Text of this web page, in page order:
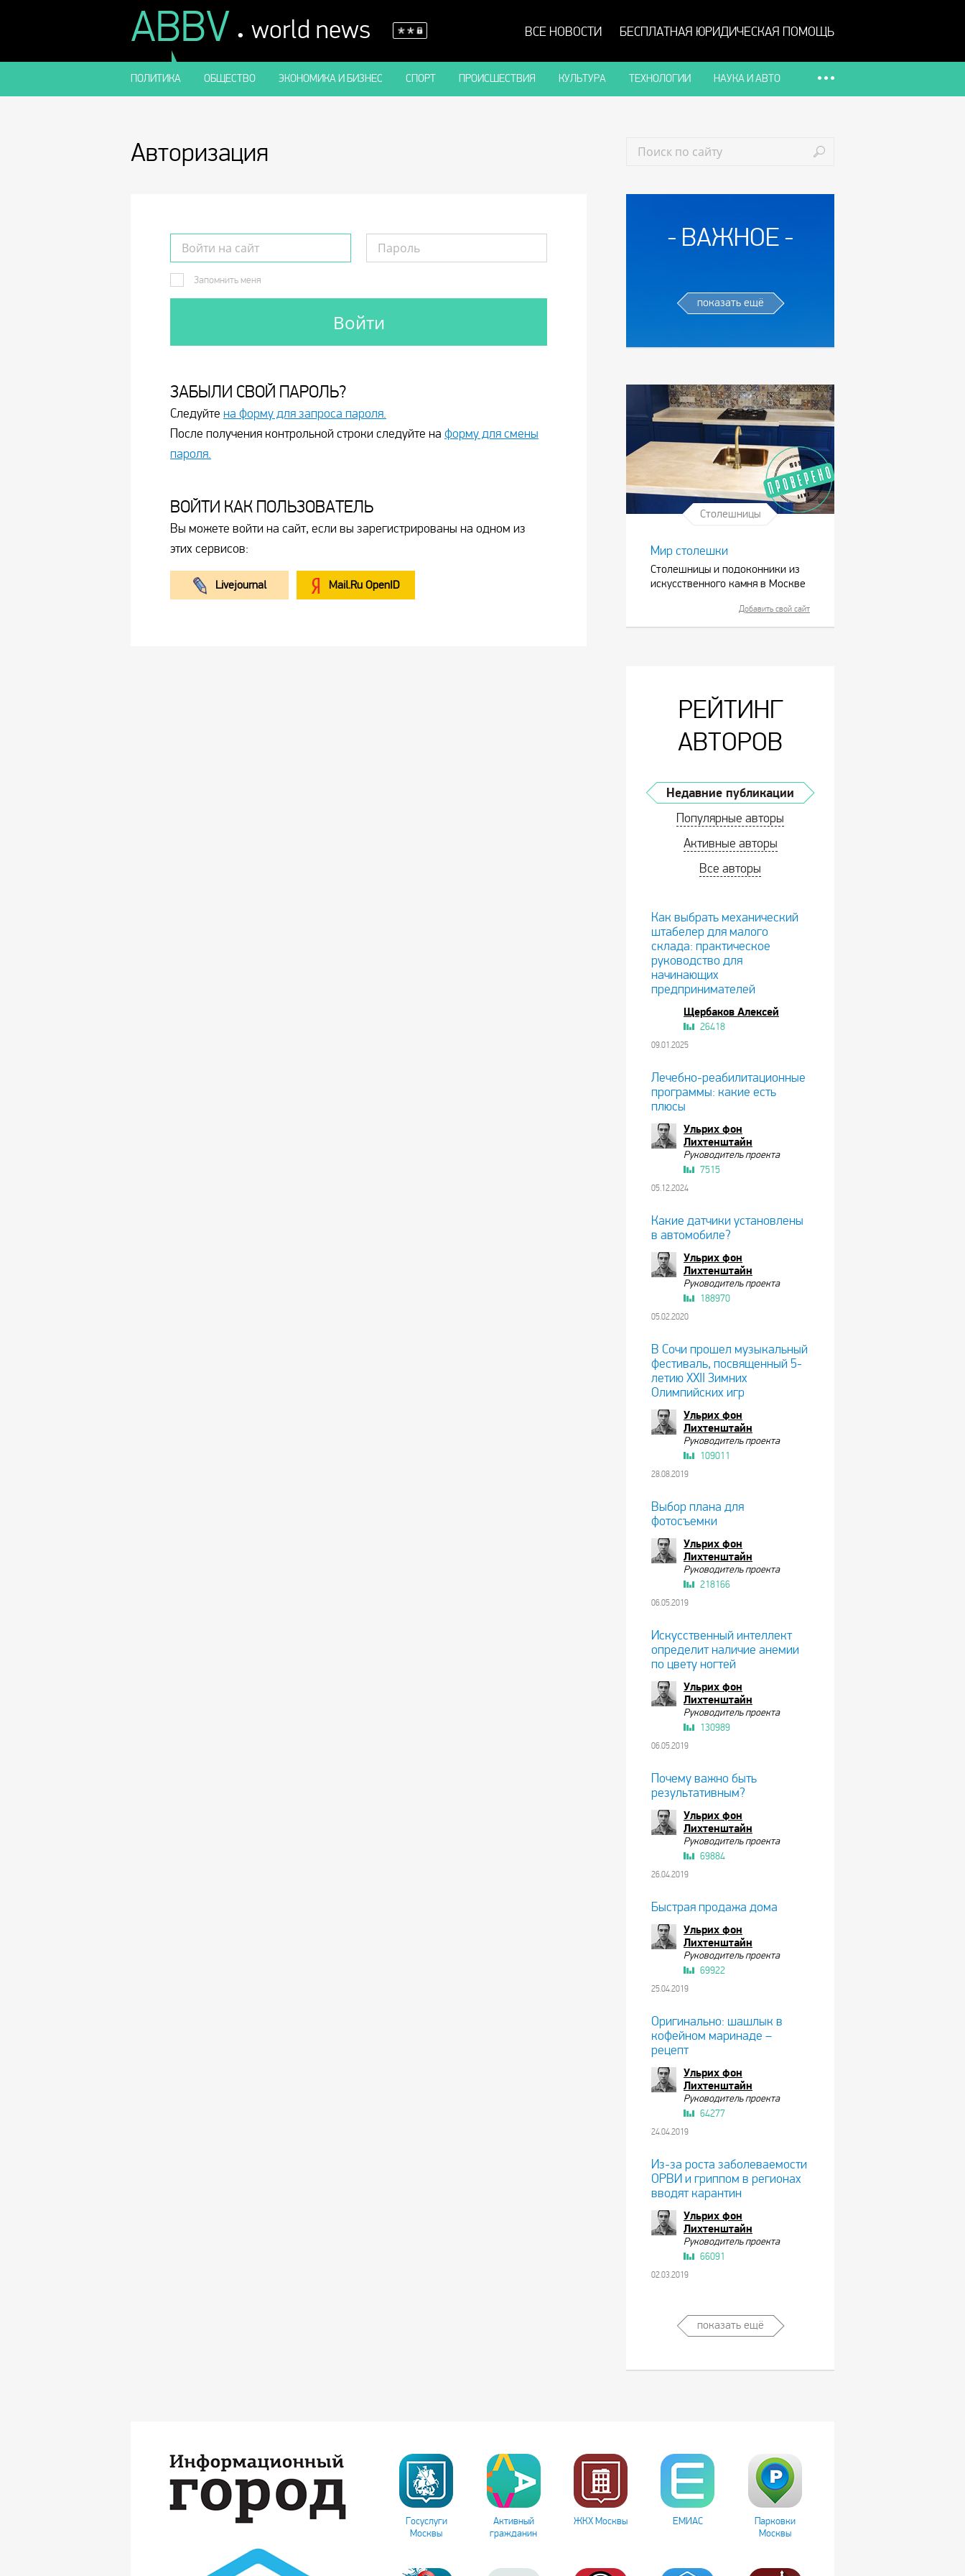
ABBV . world news ВСЕ НОВОСТИ БЕСПЛАТНАЯ ЮРИДИЧЕСКАЯ ПОМОЩЬ
ПОЛИТИКА ОБЩЕСТВО ЭКОНОМИКА И БИЗНЕС СПОРТ ПРОИСШЕСТВИЯ КУЛЬТУРА ТЕХНОЛОГИИ НАУКА И АВТО
ВАЖНОЕ
показать ещё
Столешницы
Мир столешки
Столешницы и подоконники из
искусственного камня в Москве
Добавить свой сайт
РЕЙТИНГ
АВТОРОВ
Недавние публикации
Популярные авторы
Активные авторы
Все авторы
Как выбрать механический
штабелер для малого
склада: практическое
руководство для
начинающих
предпринимателей
Щербаков Алексей
26418
09.01.2025
Лечебно-реабилитационные
программы: какие есть
плюсы
Ульрих фон
Лихтенштайн
Руководитель проекта
7515
05.12.2024
Какие датчики установлены
в автомобиле?
Ульрих фон
Лихтенштайн
Руководитель проекта
188970
05.02.2020
В Сочи прошел музыкальный
фестиваль, посвященный 5-
летию XXII Зимних
Олимпийских игр
Ульрих фон
Лихтенштайн
Руководитель проекта
109011
28.08.2019
Выбор плана для
фотосъемки
Ульрих фон
Лихтенштайн
Руководитель проекта
218166
06.05.2019
Искусственный интеллект
определит наличие анемии
по цвету ногтей
Ульрих фон
Лихтенштайн
Руководитель проекта
130989
06.05.2019
Почему важно быть
результативным?
Ульрих фон
Лихтенштайн
Руководитель проекта
69884
26.04.2019
Быстрая продажа дома
Ульрих фон
Лихтенштайн
Руководитель проекта
69922
25.04.2019
Оригинально: шашлык в
кофейном маринаде –
рецепт
Ульрих фон
Лихтенштайн
Руководитель проекта
64277
24.04.2019
Из-за роста заболеваемости
ОРВИ и гриппом в регионах
вводят карантин
Ульрих фон
Лихтенштайн
Руководитель проекта
66091
02.03.2019
показать ещё
Авторизация
Запомнить меня
ЗАБЫЛИ СВОЙ ПАРОЛЬ?
Следуйте на форму для запроса пароля.
После получения контрольной строки следуйте на форму для смены
пароля.
ВОЙТИ КАК ПОЛЬЗОВАТЕЛЬ
Вы можете войти на сайт, если вы зарегистрированы на одном из
этих сервисов:
Livejournal Mail.Ru OpenID
Госуслуги
Москвы
Активный
гражданин
ЖКХ Москвы ЕМИАС
Парковки
Москвы